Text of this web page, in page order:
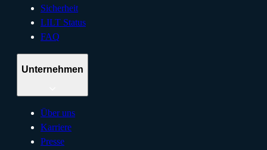
Sicherheit
LILT Status
FAQ
Unternehmen
Über uns
Karriere
Presse